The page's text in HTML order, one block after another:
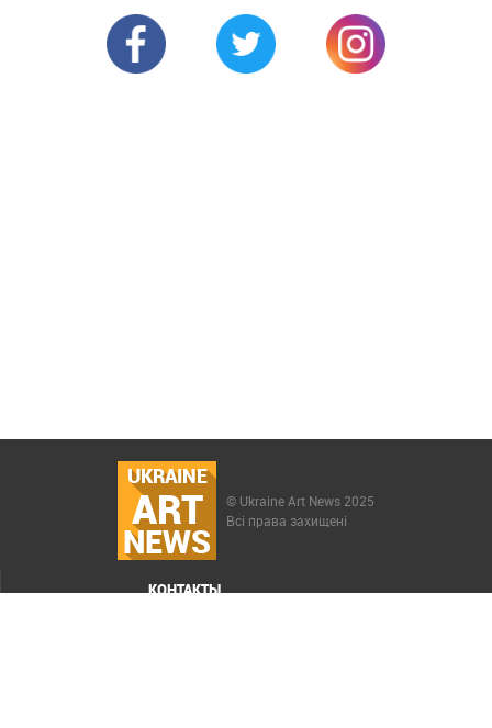
UKRAINE
ART
NEWS
© Ukraine Art News 2025
Всі права захищені
КОНТАКТЫ